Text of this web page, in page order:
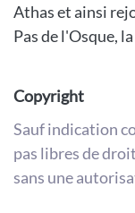
Athas et ainsi
Pas de l'Osque,
Copyright
Sauf indication
pas libres de
sans une